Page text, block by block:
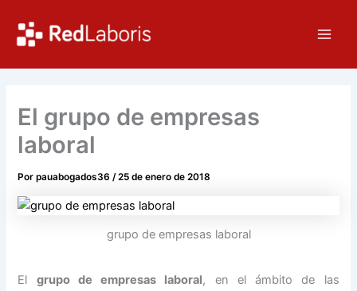
contenido
El grupo de empresas
laboral
Porpauabogados36/25 de enero de 2018
grupo de empresas laboral
El grupo de empresas laboral, en el ámbito de las